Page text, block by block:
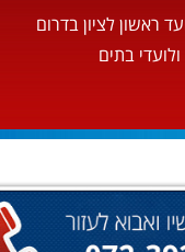
ראשון לציון בדרום
בתים